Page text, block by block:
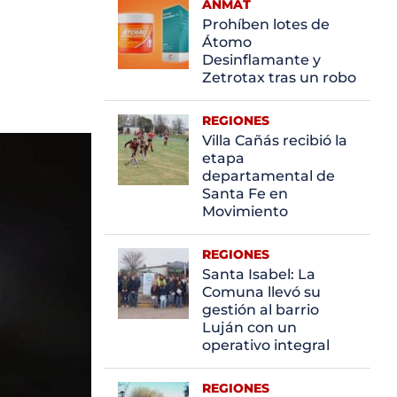
ANMAT
Prohíben lotes de
Átomo
Desinflamante y
Zetrotax tras un robo
REGIONES
Villa Cañás recibió la
etapa
departamental de
Santa Fe en
Movimiento
REGIONES
Santa Isabel: La
Comuna llevó su
gestión al barrio
Luján con un
operativo integral
REGIONES